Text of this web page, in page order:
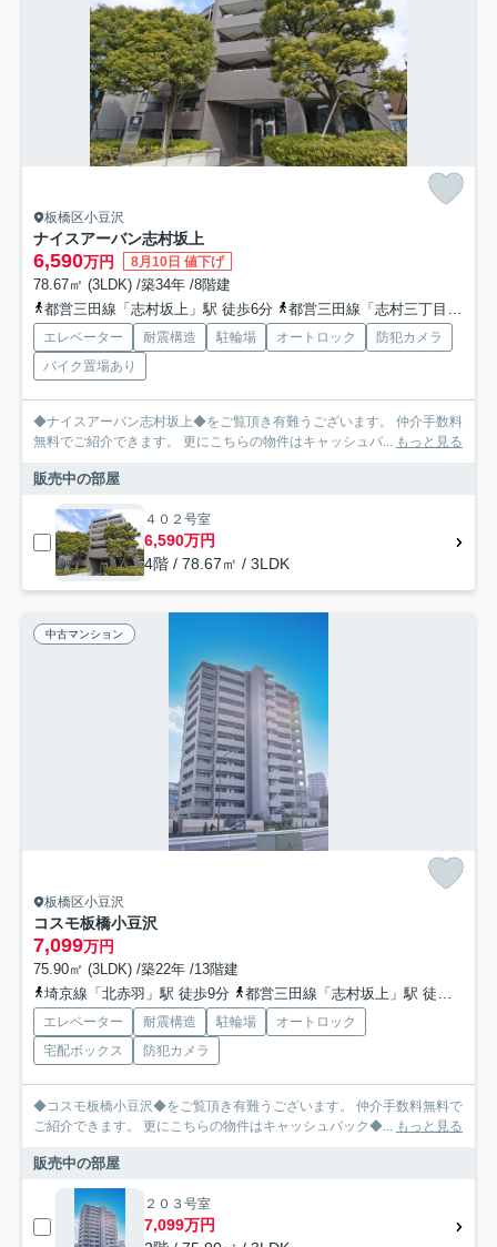
板橋区小豆沢
ナイスアーバン志村坂上
6,590万円 8月10日 値下げ
78.67㎡ (3LDK) /築34年 /8階建
都営三田線「志村坂上」駅 徒歩6分
都営三田線「志村三丁目」駅 徒歩12分
エレベーター 耐震構造 駐輪場 オートロック
防犯カメラ
バイク置場あり
◆ナイスアーバン志村坂上◆をご覧頂き有難うございます。 仲介手数料
無料でご紹介できます。 更にこちらの物件はキャッシュバ... もっと見る
販売中の部屋
４０２号室
6,590万円
4階 / 78.67㎡ / 3LDK
中古マンション
板橋区小豆沢
コスモ板橋小豆沢
7,099万円
75.90㎡ (3LDK) /築22年 /13階建
埼京線「北赤羽」駅 徒歩9分
都営三田線「志村坂上」駅 徒歩14分
エレベーター 耐震構造 駐輪場
オートロック
宅配ボックス
防犯カメラ
◆コスモ板橋小豆沢◆をご覧頂き有難うございます。 仲介手数料無料で
ご紹介できます。 更にこちらの物件はキャッシュバック◆... もっと見る
販売中の部屋
２０３号室
7,099万円